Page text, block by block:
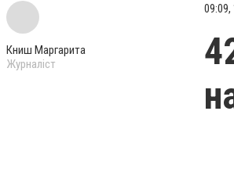
Книш Маргарита
Журналіст
09:09,